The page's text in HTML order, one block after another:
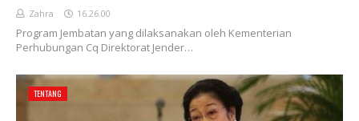
Zahra 16.26.00
Program Jembatan yang dilaksanakan oleh Kementerian
Perhubungan Cq Direktorat Jender…
TENTANG